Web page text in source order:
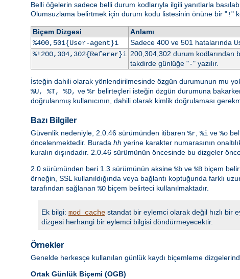
Belli öğelerin sadece belli durum kodlarıyla ilgili yanıtlarla
Olumsuzlama belirtmek için durum kodu listesinin önüne bir "!"
Biçem Dizgesi
Anlamı
%400,501{User-agent}i
Sadece 400 ve 501 hatalarında
%!200,304,302{Referer}i 200,304,302 durum kodlarından
takdirde günlüğe "-" yazılır.
İsteğin dahili olarak yönlendirilmesinde özgün durumunun mu
%U, %T, %D, ve %r belirteçleri isteğin özgün durumuna
doğrulanmış kullanıcının, dahili olarak kimlik doğrulaması
Bazı Bilgiler
Güvenlik nedeniyle, 2.0.46 sürümünden itibaren %r, %i ve %o
öncelenmektedir. Burada hh yerine karakter numarasının
kuralın dışındadır. 2.0.46 sürümünün öncesinde bu dizgeler
2.0 sürümünden beri 1.3 sürümünün aksine %b ve %B biçem
örneğin, SSL kullanıldığında veya bağlantı koptuğunda farklı
tarafından sağlanan %O biçem belirteci kullanılmaktadır.
Ek bilgi: mod_cache standat bir eylemci olarak değil hızlı bir
dizgesi herhangi bir eylemci bilgisi döndürmeyecektir.
Örnekler
Genelde herkesçe kullanılan günlük kaydı biçemleme
Ortak Günlük Biçemi (OGB)